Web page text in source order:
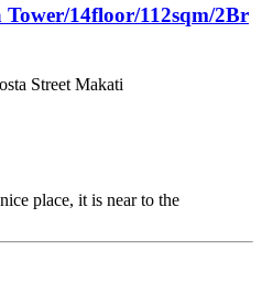
Tower/14floor/112sqm/2Br
Street Makati
place, it is near to the